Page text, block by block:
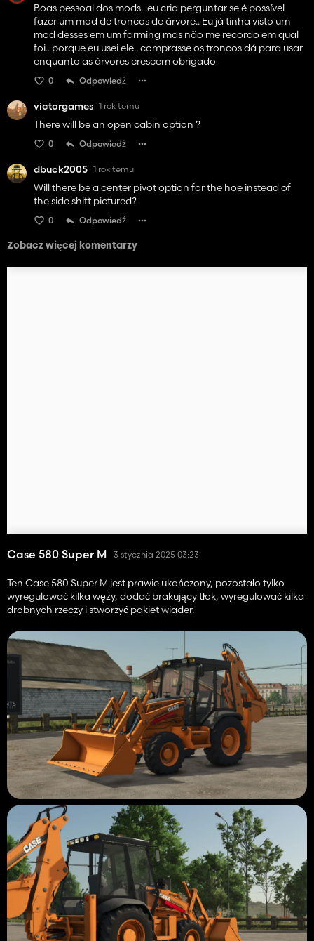
Boas pessoal dos mods...eu cria perguntar se é possível
fazer um mod de troncos de árvore.. Eu já tinha visto um
mod desses em um farming mas não me recordo em qual
foi.. porque eu usei ele.. comprasse os troncos dá para usar
enquanto as árvores crescem obrigado
0 Odpowiedź
victorgames 1 rok temu
There will be an open cabin option ?
0 Odpowiedź
dbuck2005 1 rok temu
Will there be a center pivot option for the hoe instead of
the side shift pictured?
0 Odpowiedź
Zobacz więcej komentarzy
Case 580 Super M 3 stycznia 2025 03:23
Ten Case 580 Super M jest prawie ukończony, pozostało tylko
wyregulować kilka węży, dodać brakujący tłok, wyregulować kilka
drobnych rzeczy i stworzyć pakiet wiader.